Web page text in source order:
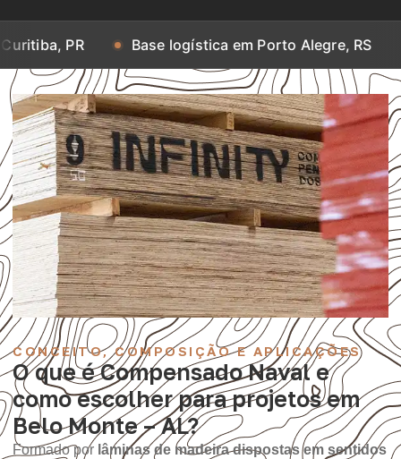
Base logística em Porto Alegre, RS Base
CONCEITO, COMPOSIÇÃO E APLICAÇÕES
O que é Compensado Naval e
como escolher para projetos em
Belo Monte – AL?
Formado por lâminas de madeira dispostas em sentidos